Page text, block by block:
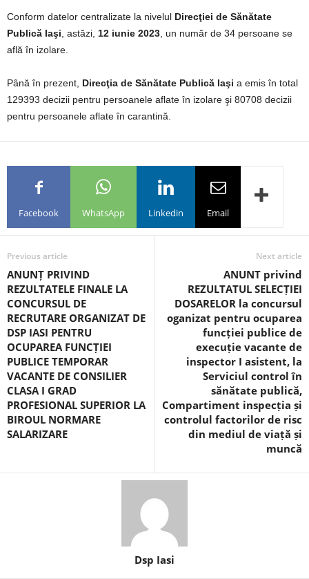
Conform datelor centralizate la nivelul Direcţiei de Sănătate
Publică Iaşi , astăzi, 12 iunie 2023 , un număr de 34 persoane se
află în izolare.
Până în prezent, Direcţia de Sănătate Publică Iaşi a emis în total
129393 decizii pentru persoanele aflate în izolare şi 80708 decizii
pentru persoanele aflate în carantină.
Facebook WhatsApp Linkedin Email
Previous article
ANUNȚ PRIVIND
REZULTATELE FINALE LA
CONCURSUL DE
RECRUTARE ORGANIZAT DE
DSP IASI PENTRU
OCUPAREA FUNCȚIEI
PUBLICE TEMPORAR
VACANTE DE CONSILIER
CLASA I GRAD
PROFESIONAL SUPERIOR LA
BIROUL NORMARE
SALARIZARE
Next article
ANUNT privind
REZULTATUL SELECȚIEI
DOSARELOR la concursul
oganizat pentru ocuparea
funcției publice de
execuție vacante de
inspector I asistent, la
Serviciul control în
sănătate publică,
Compartiment inspecția și
controlul factorilor de risc
din mediul de viață și
muncă
Dsp Iasi